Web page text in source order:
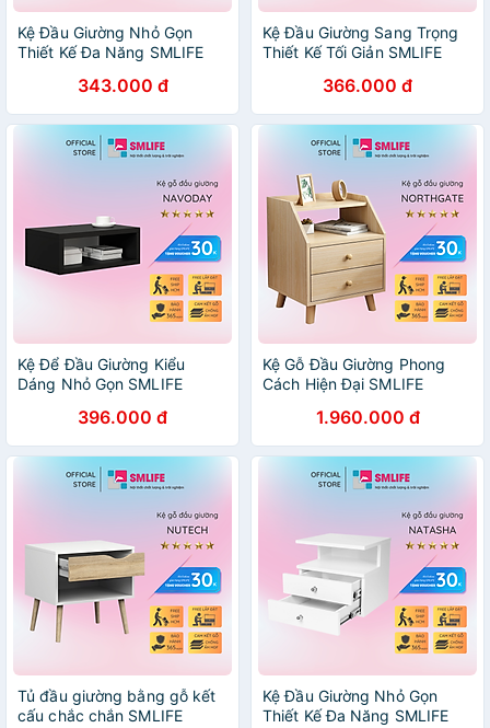
Kệ Đầu Giường Nhỏ Gọn
Thiết Kế Đa Năng SMLIFE
343.000 đ
Kệ Đầu Giường Sang Trọng
Thiết Kế Tối Giản SMLIFE
366.000 đ
Kệ Để Đầu Giường Kiểu
Dáng Nhỏ Gọn SMLIFE
396.000 đ
Kệ Gỗ Đầu Giường Phong
Cách Hiện Đại SMLIFE
1.960.000 đ
Tủ đầu giường bằng gỗ kết
cấu chắc chắn SMLIFE
Kệ Đầu Giường Nhỏ Gọn
Thiết Kế Đa Năng SMLIFE